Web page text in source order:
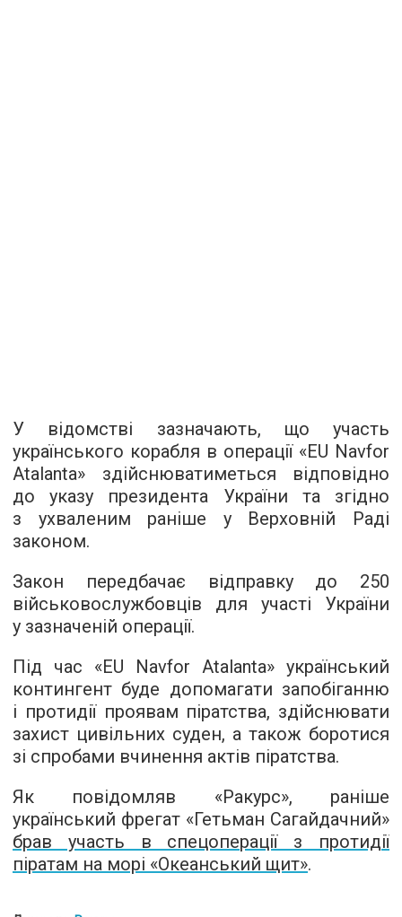
У відомстві зазначають, що участь
українського корабля в операції «EU Navfor
Atalanta» здійснюватиметься відповідно
до указу президента України та згідно
з ухваленим раніше у Верховній Раді
законом.
Закон передбачає відправку до 250
військовослужбовців для участі України
у зазначеній операції.
Під час «EU Navfor Atalanta» український
контингент буде допомагати запобіганню
і протидії проявам піратства, здійснювати
захист цивільних суден, а також боротися
зі спробами вчинення актів піратства.
Як повідомляв «Ракурс», раніше
український фрегат «Гетьман Сагайдачний»
брав участь в спецоперації з протидії
піратам на морі «Океанський щит».